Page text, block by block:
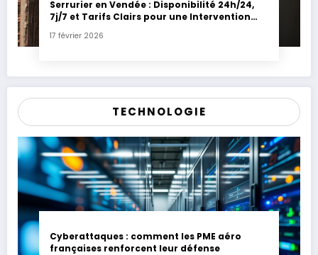
Serrurier en Vendée : Disponibilité 24h/24,
7j/7 et Tarifs Clairs pour une Intervention
17 février 2026
TECHNOLOGIE
Cyberattaques : comment les PME aéro
françaises renforcent leur défense